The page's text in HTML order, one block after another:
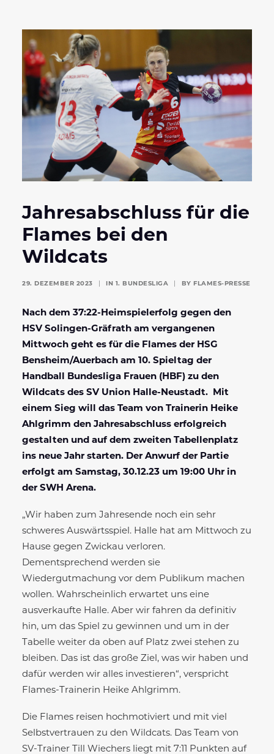
Jahresabschluss für die
Flames bei den
Wildcats
29. DEZEMBER 2023 IN 1. BUNDESLIGA BY FLAMES-PRESSE
Nach dem 37:22-Heimspielerfolg gegen den
HSV Solingen-Gräfrath am vergangenen
Mittwoch geht es für die Flames der HSG
Bensheim/Auerbach am 10. Spieltag der
Handball Bundesliga Frauen (HBF) zu den
Wildcats des SV Union Halle-Neustadt. Mit
einem Sieg will das Team von Trainerin Heike
Ahlgrimm den Jahresabschluss erfolgreich
gestalten und auf dem zweiten Tabellenplatz
ins neue Jahr starten. Der Anwurf der Partie
erfolgt am Samstag, 30.12.23 um 19:00 Uhr in
der SWH Arena.
„Wir haben zum Jahresende noch ein sehr
schweres Auswärtsspiel. Halle hat am Mittwoch zu
Hause gegen Zwickau verloren.
Dementsprechend werden sie
Wiedergutmachung vor dem Publikum machen
wollen. Wahrscheinlich erwartet uns eine
ausverkaufte Halle. Aber wir fahren da definitiv
hin, um das Spiel zu gewinnen und um in der
Tabelle weiter da oben auf Platz zwei stehen zu
bleiben. Das ist das große Ziel, was wir haben und
dafür werden wir alles investieren“, verspricht
Flames-Trainerin Heike Ahlgrimm.
Die Flames reisen hochmotiviert und mit viel
Selbstvertrauen zu den Wildcats. Das Team von
SV-Trainer Till Wiechers liegt mit 7:11 Punkten auf